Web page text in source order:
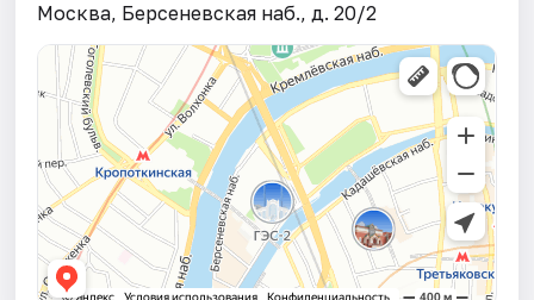
Москва, Берсеневская наб., д. 20/2